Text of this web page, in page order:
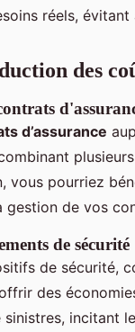
réels,
des
d’assurance
vous pourriez
gestion de vos
de sécurité
de sécurité,
des
incitant